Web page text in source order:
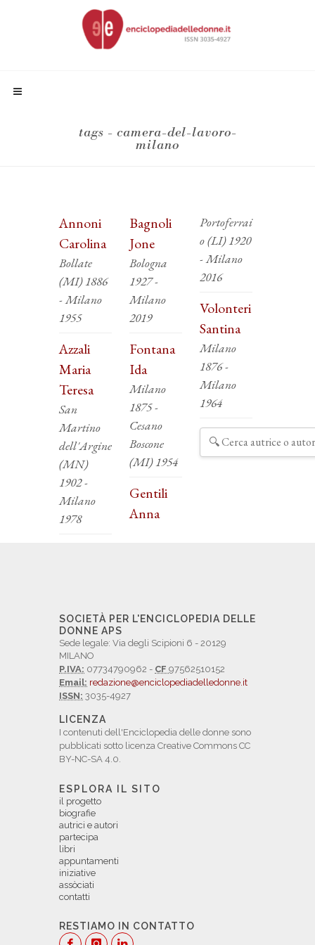
tags - camera-del-lavoro-
milano
Annoni
Carolina
Bollate
(MI) 1886
- Milano
1955
Azzali
Maria
Teresa
San
Martino
dell'Argine
(MN)
1902 -
Milano
1978
Bagnoli
Jone
Bologna
1927 -
Milano
2019
Fontana
Ida
Milano
1875 -
Cesano
Boscone
(MI) 1954
Gentili
Anna
Portoferrai
o (LI) 1920
- Milano
2016
Volonteri
Santina
Milano
1876 -
Milano
1964
SOCIETÀ PER L'ENCICLOPEDIA DELLE
DONNE APS
Sede legale: Via degli Scipioni 6 - 20129
MILANO
P.IVA: 07734790962 - CF 97562510152
Email: redazione@enciclopediadelledonne.it
ISSN: 3035-4927
LICENZA
I contenuti dell'Enciclopedia delle donne sono
pubblicati sotto licenza Creative Commons CC
BY-NC-SA 4.0.
ESPLORA IL SITO
il progetto
biografie
autrici e autori
partecipa
libri
appuntamenti
iniziative
assòciati
contatti
RESTIAMO IN CONTATTO